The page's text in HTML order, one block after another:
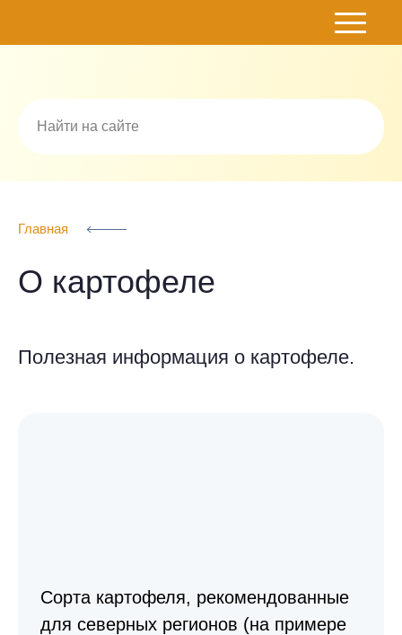
Главная
О картофеле
Полезная информация о картофеле.
Сорта картофеля, рекомендованные
для северных регионов (на примере